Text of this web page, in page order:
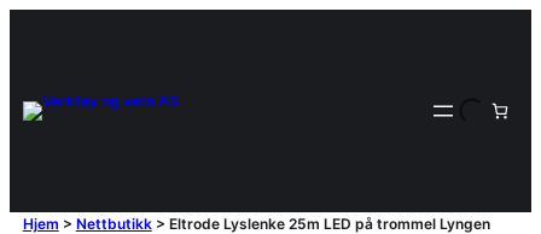
Hjem > Nettbutikk> Eltrode Lyslenke 25m LED på trommel Lyngen